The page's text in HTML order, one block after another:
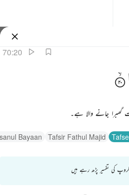
70:20
گھبرا جانے والا ہے۔
Tafsir Fathul Majid
Bayaan